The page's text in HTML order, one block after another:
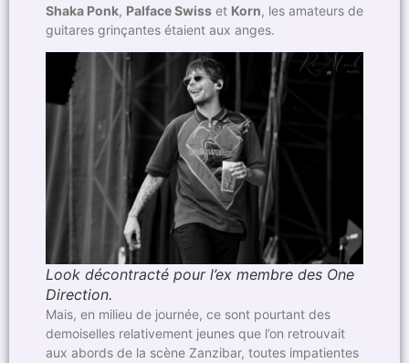
Shaka Ponk, Palface Swiss et Korn, les amateurs de
guitares grinçantes étaient aux anges.
Look décontracté pour l’ex membre des One
Direction.
Mais, en milieu de journée, ce sont pourtant des
demoiselles relativement jeunes que l’on retrouvait
aux abords de la scène Zanzibar, toutes impatientes